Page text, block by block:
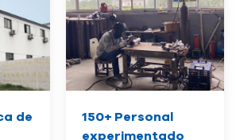
de
150+ Personal
experimentado